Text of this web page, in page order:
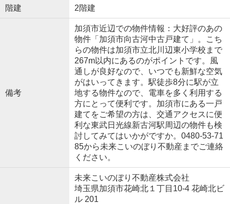
階建 2階建
備考
加須市近辺での物件情報：大好評のあの
物件「加須市向古河中古戸建て」。こち
らの物件は加須市立北川辺東小学校まで
267m以内にあるのがポイントです。風
通しが良好なので、いつでも新鮮な空気
がはいってきます。駅徒歩8分に駅が立
地する物件なので、電車を多く利用する
方にとって便利です。加須市にある一戸
建てをご希望の方は、交通アクセスに便
利な東武日光線新古河駅周辺の物件も検
討してみてはいかがですか。0480-53-71
85から未来こいのぼり不動産までご連絡
ください。
未来こいのぼり不動産株式会社
埼玉県加須市花崎北１丁目10-4 花崎北ビ
ル 201